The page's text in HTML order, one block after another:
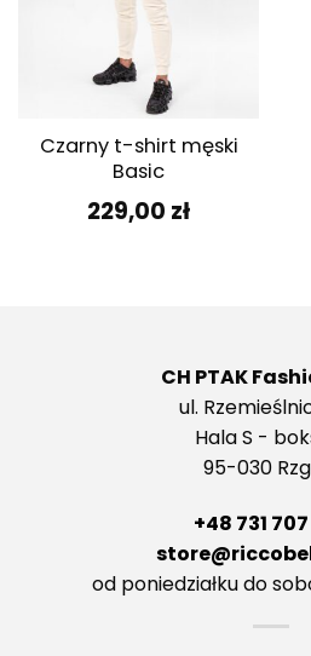
Czarny t-shirt męski
Basic
229,00 zł
CH PTAK
ul.
Hala S -
95-030
+48 731
od poniedziałku do